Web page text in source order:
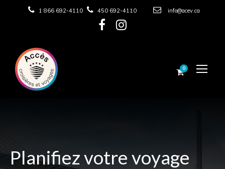
1 866 692-4110 450 692-4110 info@acev.ca
0
Planifiez votre voyage